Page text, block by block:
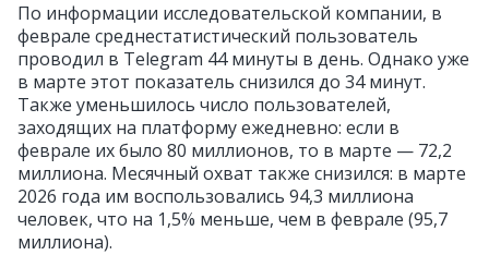
По информации исследовательской компании, в
феврале среднестатистический пользователь
проводил в Telegram 44 минуты в день. Однако уже
в марте этот показатель снизился до 34 минут.
Также уменьшилось число пользователей,
заходящих на платформу ежедневно: если в
феврале их было 80 миллионов, то в марте — 72,2
миллиона. Месячный охват также снизился: в марте
2026 года им воспользовались 94,3 миллиона
человек, что на 1,5% меньше, чем в феврале (95,7
миллиона).